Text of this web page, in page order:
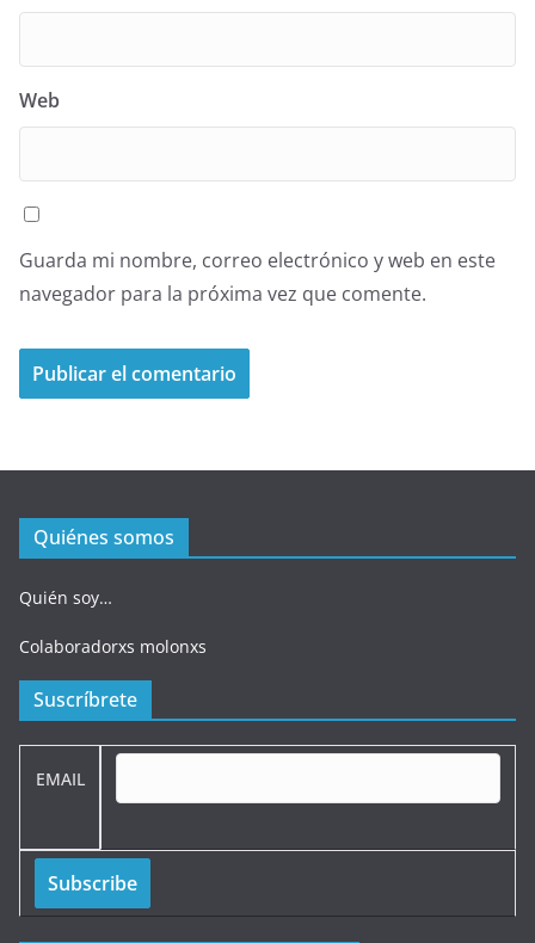
Web
Guarda mi nombre, correo electrónico y web en este
navegador para la próxima vez que comente.
Quiénes somos
Quién soy…
Colaboradorxs molonxs
Suscríbrete
EMAIL